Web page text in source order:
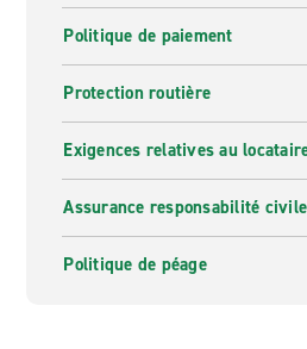
Politique de paiement
Protection routière
Exigences relatives au
Assurance responsabilité
Politique de péage